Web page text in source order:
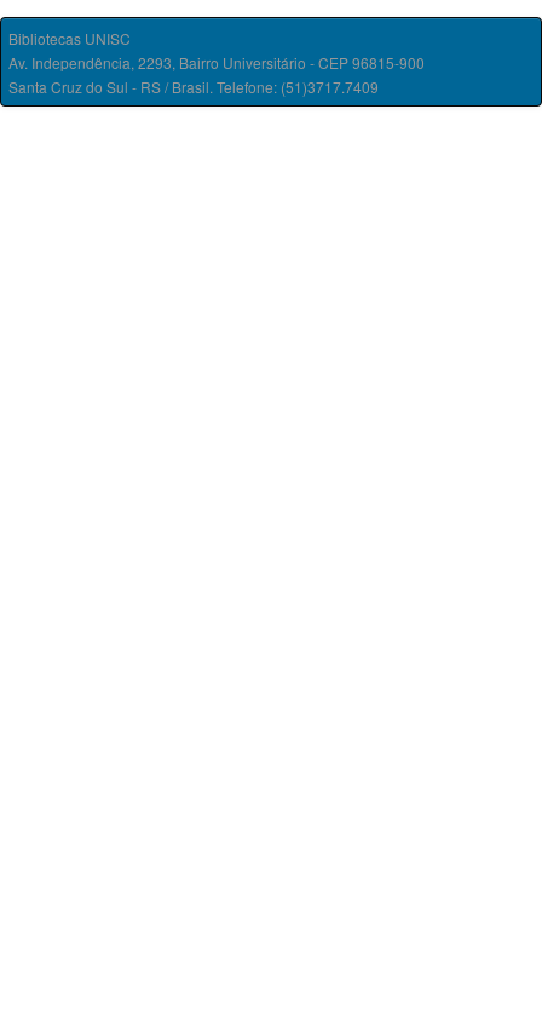
Bibliotecas UNISC
Av. Independência, 2293, Bairro Universitário - CEP 96815-900
Santa Cruz do Sul - RS / Brasil. Telefone: (51)3717.7409